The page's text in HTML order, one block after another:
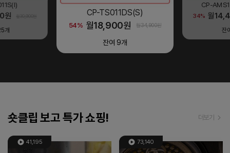
원
개
CP-AMS100EWH(S)
34% 월14,450원 월41,900원
잔여 6개
CP-
54% 월
잔
숏클립 보고 특가 쇼핑! 더보기
41,195 73,140